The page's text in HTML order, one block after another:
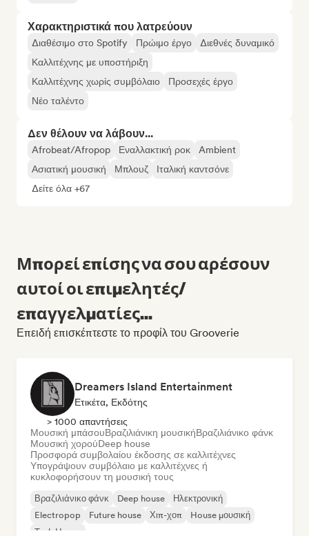
Χαρακτηριστικά που λατρεύουν
Διαθέσιμο στο Spotify Πρώιμο έργο
Διεθνές δυναμικό
Καλλιτέχνης με υποστήριξη
Καλλιτέχνης χωρίς συμβόλαιο
Προσεχές έργο
Νέο ταλέντο
Δεν θέλουν να λάβουν...
Afrobeat/Afropop Εναλλακτική ροκ
Ambient
Ασιατική μουσική
Μπλουζ
Ιταλική καντσόνε
Δείτε όλα +67
Μπορεί επίσης να σου αρέσουν
αυτοί οι επιμελητές/
επαγγελματίες...
Επειδή επισκέπτεστε το προφίλ του Grooverie
Dreamers Island Entertainment
Ετικέτα, Εκδότης
> 1000 απαντήσεις
Μουσική μπάσουΒραζιλιάνικη μουσικήΒραζιλιάνικο φάνκ
Μουσική χορούDeep house
Προσφορά συμβολαίου έκδοσης σε καλλιτέχνες
Υπογράψουν συμβόλαιο με καλλιτέχνες ή
κυκλοφορήσουν τη μουσική τους
Βραζιλιάνικο φάνκ Deep house
Ηλεκτρονική
Electropop
Future house Χιπ-χοπ
House μουσική
Tech House